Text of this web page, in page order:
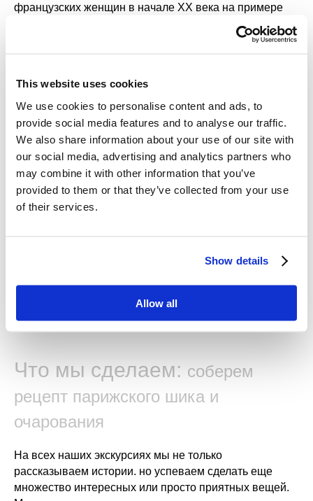
This website uses cookies
We use cookies to personalise content and ads, to
provide social media features and to analyse our traffic.
We also share information about your use of our site with
our social media, advertising and analytics partners who
may combine it with other information that you’ve
provided to them or that they’ve collected from your use
of their services.
Show details
Allow all
французских женщин в начале ХХ века на примере
кофе раньше и как делают это сегодня. А что такое
кофейник-эгоист?
А зачем префект Парижа устроилмасштабную
реновацию города в XIX веке и что из этого
получилось? Поговорим и об этом. И еще о
множестве увлекательных вещей.
Что мы сделаем: соберем
рецепт парижского шика и
очарования
На всех наших экскурсиях мы не только
рассказываем истории. но успеваем сделать еще
множество интересных или просто приятных вещей.